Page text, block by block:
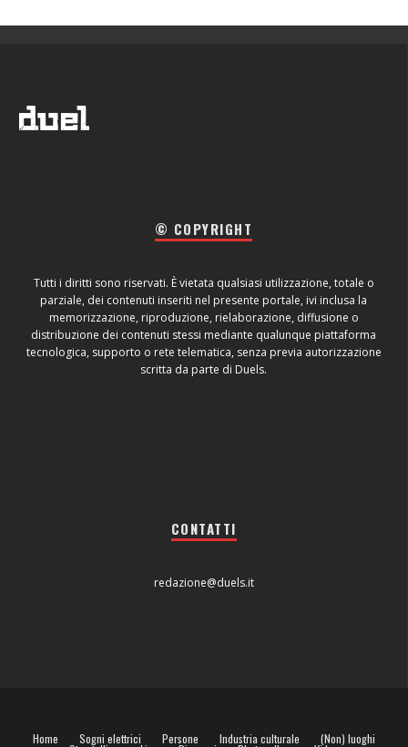
© COPYRIGHT
Tutti i diritti sono riservati. È vietata qualsiasi utilizzazione, totale o
parziale, dei contenuti inseriti nel presente portale, ivi inclusa la
memorizzazione, riproduzione, rielaborazione, diffusione o
distribuzione dei contenuti stessi mediante qualunque piattaforma
tecnologica, supporto o rete telematica, senza previa autorizzazione
scritta da parte di Duels.
CONTATTI
redazione@duels.it
Home Sogni elettrici Persone Industria culturale (Non) luoghi